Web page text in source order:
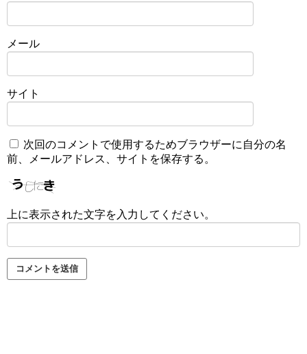
メール
サイト
次回のコメントで使用するためブラウザーに自分の名
前、メールアドレス、サイトを保存する。
上に表示された文字を入力してください。